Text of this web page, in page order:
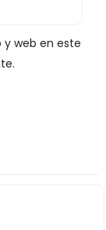
web en este